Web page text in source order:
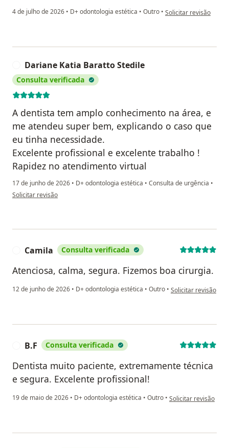
4 de julho de 2026 • D+ odontologia estética • Outro • na opinião do
Solicitar revisão
Dariane Katia Baratto Stedile
Consulta verificada
A dentista tem amplo conhecimento na área, e
me atendeu super bem, explicando o caso que
eu tinha necessidade.
Excelente profissional e excelente trabalho !
Rapidez no atendimento virtual
17 de junho de 2026 • D+ odontologia estética • Consulta de urgência •
na opinião do utilizador Dariane Katia Baratto Stedile
Solicitar revisão
Camila Consulta verificada
Atenciosa, calma, segura. Fizemos boa cirurgia.
12 de junho de 2026 • D+ odontologia estética • Outro • na opinião do
Solicitar revisão
B.F Consulta verificada
Dentista muito paciente, extremamente técnica
e segura. Excelente profissional!
19 de maio de 2026 • D+ odontologia estética • Outro • na opinião do
Solicitar revisão